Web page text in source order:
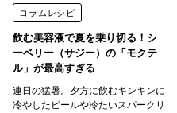
コラムレシピ
飲む美容液で夏を乗り切る！シ
ーベリー（サジー）の「モクテ
ル」が最高すぎる
連日の猛暑。夕方に飲むキンキンに
冷やしたビールや冷たいスパークリ